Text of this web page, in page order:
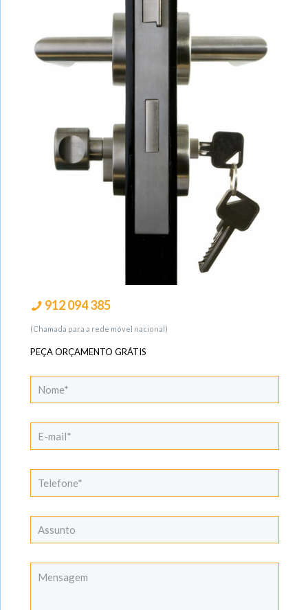
912 094 385
(Chamada para a rede móvel nacional)
PEÇA ORÇAMENTO GRÁTIS